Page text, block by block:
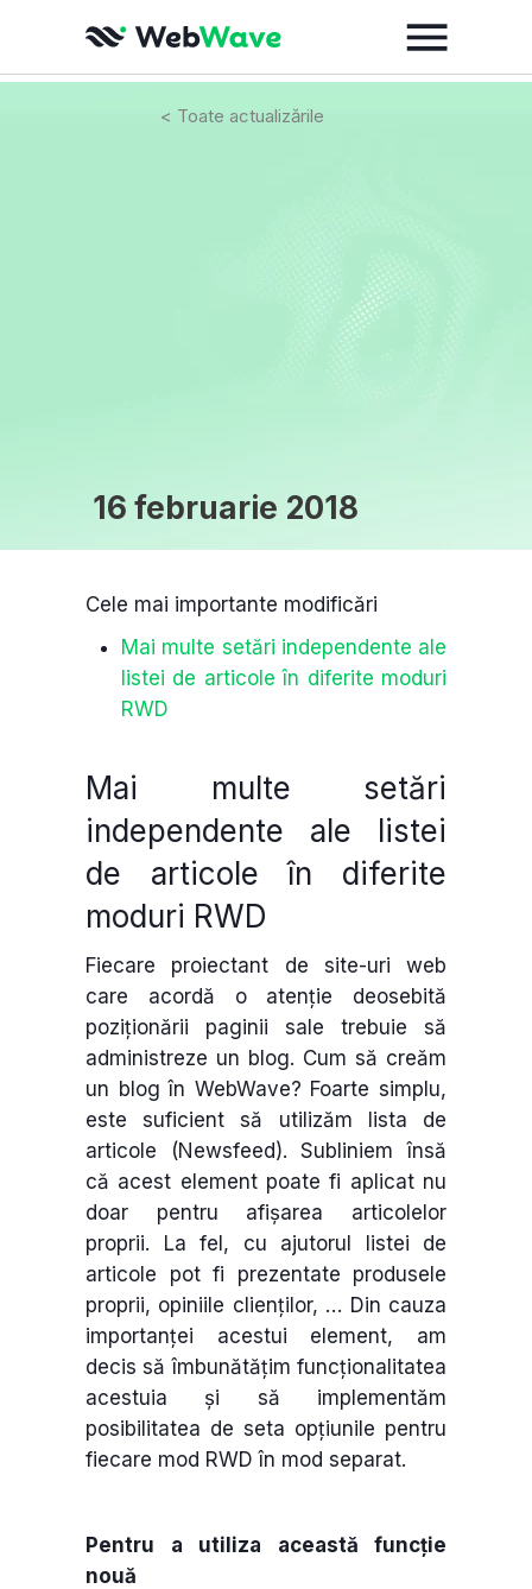
Cele mai importante modificări
Mai multe setări independente ale
listei de articole în diferite moduri
RWD
Mai multe setări
independente ale listei
de articole în diferite
moduri RWD
Fiecare proiectant de site-uri web
care acordă o atenție deosebită
poziționării paginii sale trebuie să
administreze un blog. Cum să creăm
un blog în WebWave? Foarte simplu,
este suficient să utilizăm lista de
articole (Newsfeed). Subliniem însă
că acest element poate fi aplicat nu
doar pentru afișarea articolelor
proprii. La fel, cu ajutorul listei de
articole pot fi prezentate produsele
proprii, opiniile clienților, … Din cauza
importanței acestui element, am
decis să îmbunătățim funcționalitatea
acestuia și să implementăm
posibilitatea de seta opțiunile pentru
fiecare mod RWD în mod separat.
Pentru a utiliza această funcție
nouă
16 februarie 2018
< Toate actualizările